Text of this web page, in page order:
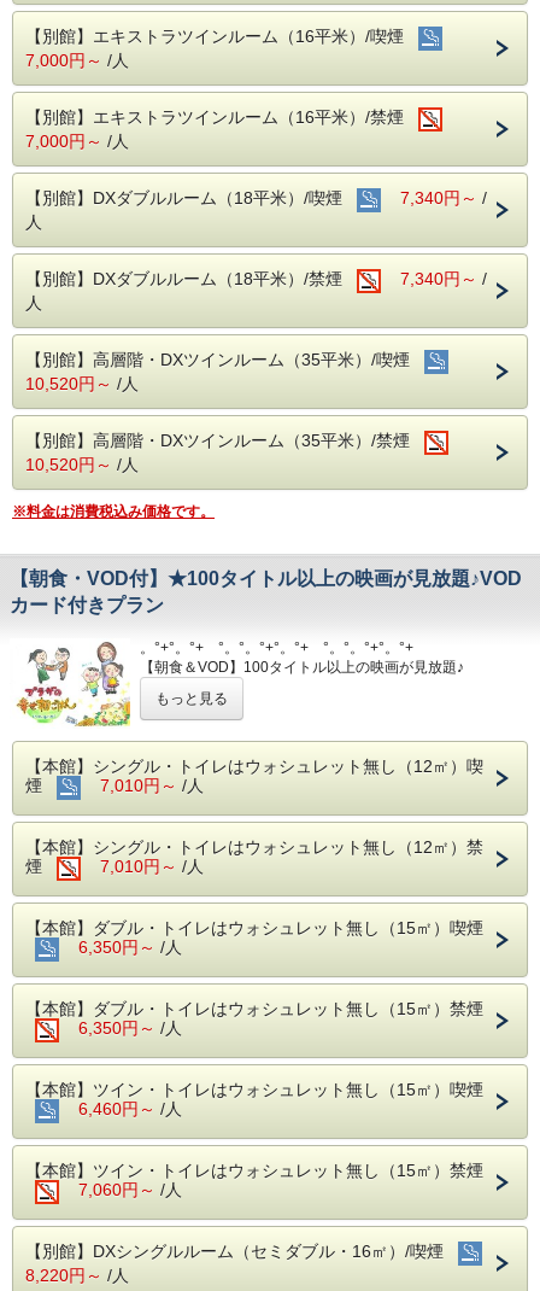
○和食処「きくすい」
営業時間：昼・11:30～15:00（ラストオーダー14:00）
夜・17:30～21:00（ラストオーダー20:00）
※他、臨時休業日も場合によってはございます。お問い
◎宿泊者特典：ご夕食が10％割引！（一部メニューを除
○カトルセゾン
・昼食 11:30〜15:00、ラストオーダー14:00
【別館】エキストラツインルーム（16平米）/喫煙
7,000円～ /人
【別館】エキストラツインルーム（16平米）/禁煙
7,000円～ /人
【別館】DXダブルルーム（18平米）/喫煙 7,340円～ /
人
【別館】DXダブルルーム（18平米）/禁煙 7,340円～ /
人
【別館】高層階・DXツインルーム（35平米）/喫煙
10,520円～ /人
【別館】高層階・DXツインルーム（35平米）/禁煙
10,520円～ /人
※料金は消費税込み価格です。
【朝食・VOD付】★100タイトル以上の映画が見放題♪VOD
カード付きプラン
。°+°。°+ °。°。°+°。°+ °。°。°+°。°+
【朝食＆VOD】100タイトル以上の映画が見放題♪
。°+°。°+ °。°。°+°。°+ °。°。°+°。°+
別個でVODカードと朝食をご利用するより断っ然お得なセ
ットプランですよ〜♪
【朝食】１階カトルセゾン
６：３０〜９：３０、ラストオーダー
９：００
※元日は８時オープン
内容：バイキング形式（ビニール手
袋、マスクの用意あり）
【客室】
安定したWi-Fiをご希望の方は、別館客室を
おすすめいたします。
・お子様の添寝を希望される場合は、お電話
にてお問い合わせ下さい。（本館は不可）
・Ｗｉ-ｆｉ無料
・貸出用電気スタンドあり
・禁煙部屋または喫煙部屋をご希望でも空室
もっと見る
【本館】シングル・トイレはウォシュレット無し（12㎡）喫
煙
7,010円～ /人
【本館】シングル・トイレはウォシュレット無し（12㎡）禁
煙
7,010円～ /人
【本館】ダブル・トイレはウォシュレット無し（15㎡）喫煙
6,350円～ /人
【本館】ダブル・トイレはウォシュレット無し（15㎡）禁煙
6,350円～ /人
【本館】ツイン・トイレはウォシュレット無し（15㎡）喫煙
6,460円～ /人
【本館】ツイン・トイレはウォシュレット無し（15㎡）禁煙
7,060円～ /人
【別館】DXシングルルーム（セミダブル・16㎡）/喫煙
8,220円～ /人